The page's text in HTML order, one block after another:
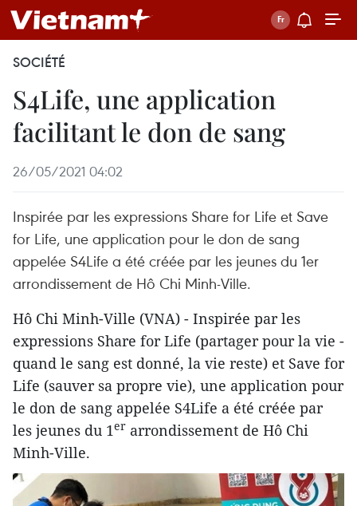
SOCIÉTÉ
S4Life, une application
facilitant le don de sang
26/05/2021 04:02
Inspirée par les expressions Share for Life et Save
for Life, une application pour le don de sang
appelée S4Life a été créée par les jeunes du 1er
arrondissement de Hô Chi Minh-Ville.
Hô Chi Minh-Ville (VNA) - Inspirée par les
expressions Share for Life (partager pour la vie -
quand le sang est donné, la vie reste) et Save for
Life (sauver sa propre vie), une application pour
le don de sang appelée S4Life a été créée par
les jeunes du 1er arrondissement de Hô Chi
Minh-Ville.